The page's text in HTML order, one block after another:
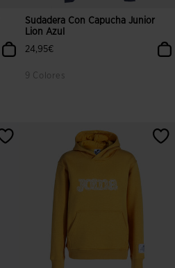
Sudadera Con Capucha Junior
Lion Azul
24,95€
9 Colores